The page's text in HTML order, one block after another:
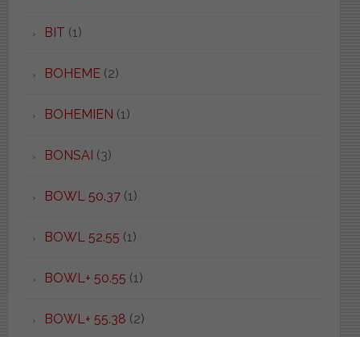
BIT (1)
BOHEME(2)
BOHEMIEN (1)
BONSAI (3)
BOWL 50.37(1)
BOWL 52.55 (1)
BOWL+ 50.55 (1)
BOWL+ 55.38 (2)